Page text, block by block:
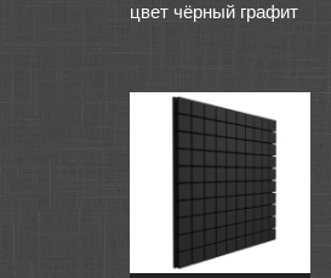
цвет чёрный графит